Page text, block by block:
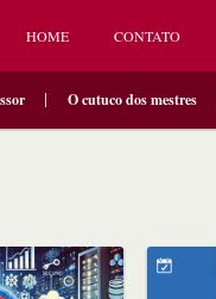
HOME CONTATO
O cutuco dos mestres